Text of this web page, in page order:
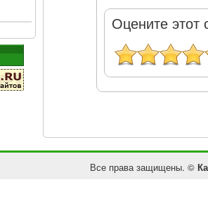
Оцените этот
Все права защищены. ©